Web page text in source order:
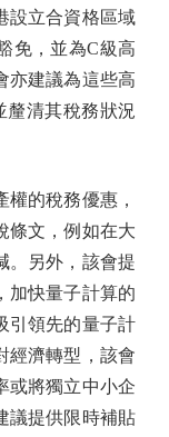
設立合資格區域
免，並為C級高
亦建議為這些高
釐清其稅務狀況
的稅務優惠，
條文，例如在大
。另外，該會提
加快量子計算的
引領先的量子計
經濟轉型，該會
或將獨立中小企
議提供限時補貼